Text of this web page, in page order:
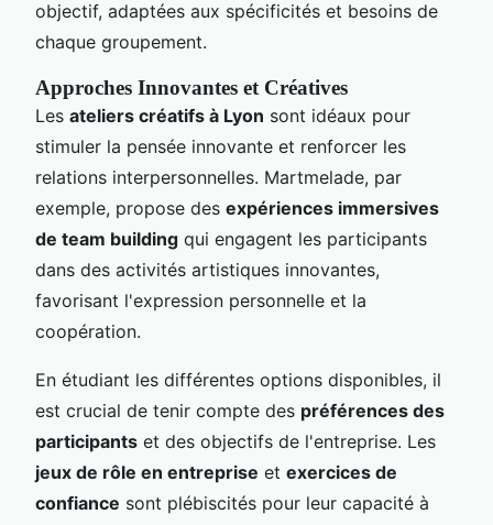
objectif, adaptées aux spécificités et besoins de
chaque groupement.
Approches Innovantes et Créatives
Les ateliers créatifs à Lyon sont idéaux pour
stimuler la pensée innovante et renforcer les
relations interpersonnelles. Martmelade, par
exemple, propose des expériences immersives
de team building qui engagent les participants
dans des activités artistiques innovantes,
favorisant l'expression personnelle et la
coopération.
En étudiant les différentes options disponibles, il
est crucial de tenir compte des préférences des
participants et des objectifs de l'entreprise. Les
jeux de rôle en entreprise et exercices de
confiance sont plébiscités pour leur capacité à